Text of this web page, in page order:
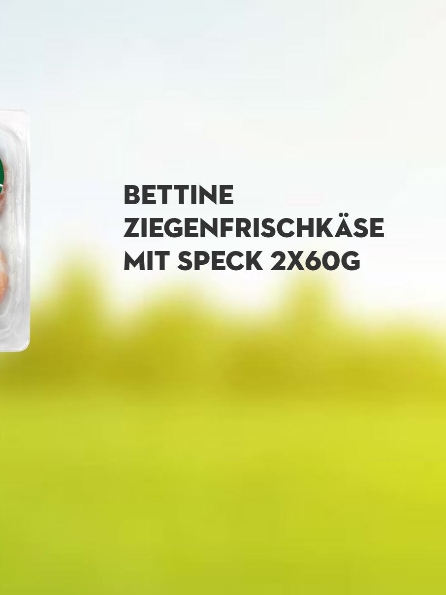
BETTINE
ZIEGENFRISCHKÄSE
MIT SPECK 2X60G